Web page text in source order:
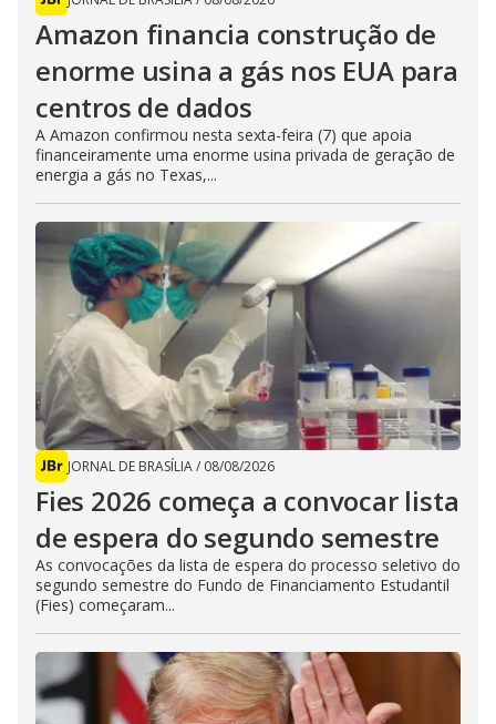
Amazon financia construção de
enorme usina a gás nos EUA para
centros de dados
A Amazon confirmou nesta sexta-feira (7) que apoia
financeiramente uma enorme usina privada de geração de
energia a gás no Texas,...
JORNAL DE BRASÍLIA/ 08/08/2026
Fies 2026 começa a convocar lista
de espera do segundo semestre
As convocações da lista de espera do processo seletivo do
segundo semestre do Fundo de Financiamento Estudantil
(Fies) começaram...